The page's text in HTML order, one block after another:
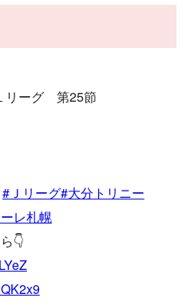
リーグ 第25節
#Ｊリーグ#大分トリニー
レ札幌
👇